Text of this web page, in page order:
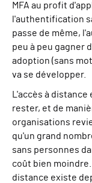
MFA au profit
l'authentification
passe de même,
peu à peu gagner
adoption (sans
va se développer.
L'accès à
rester, et de
organisations
qu'un grand
sans personnes
coût bien moindre
distance existe